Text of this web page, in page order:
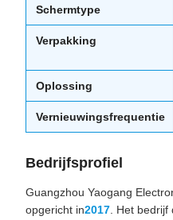
Schermtype
Verpakking
Oplossing
Vernieuwingsfrequentie
Bedrijfsprofiel
Guangzhou Yaogang
opgericht in2017 . Het